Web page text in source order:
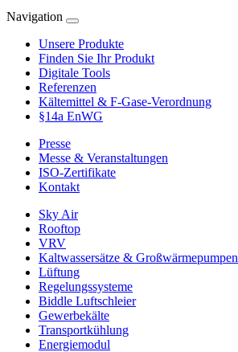
Navigation
Unsere Produkte
Finden Sie Ihr Produkt
Digitale Tools
Referenzen
Kältemittel & F-Gase-Verordnung
§14a EnWG
Presse
Messe & Veranstaltungen
ISO-Zertifikate
Kontakt
Sky Air
Rooftop
VRV
Kaltwassersätze & Großwärmepumpen
Lüftung
Regelungssysteme
Biddle Luftschleier
Gewerbekälte
Transportkühlung
Energiemodul